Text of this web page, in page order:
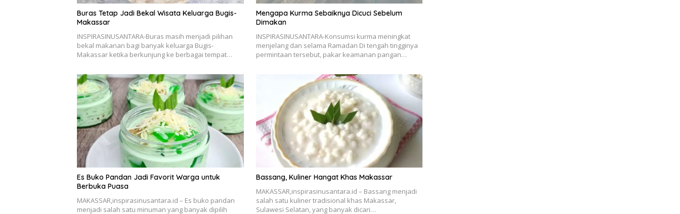
Buras Tetap Jadi Bekal Wisata Keluarga Bugis-
Makassar
INSPIRASINUSANTARA-Buras masih menjadi pilihan
bekal makanan bagi banyak keluarga Bugis-
Makassar ketika berkunjung ke berbagai tempat…
Mengapa Kurma Sebaiknya Dicuci Sebelum
Dimakan
INSPIRASINUSANTARA-Konsumsi kurma meningkat
menjelang dan selama Ramadan Di tengah tingginya
permintaan tersebut, pakar keamanan pangan…
Es Buko Pandan Jadi Favorit Warga untuk
Berbuka Puasa
MAKASSAR,inspirasinusantara.id – Es buko pandan
menjadi salah satu minuman yang banyak dipilih
Bassang, Kuliner Hangat Khas Makassar
MAKASSAR,inspirasinusantara.id – Bassang menjadi
salah satu kuliner tradisional khas Makassar,
Sulawesi Selatan, yang banyak dicari…